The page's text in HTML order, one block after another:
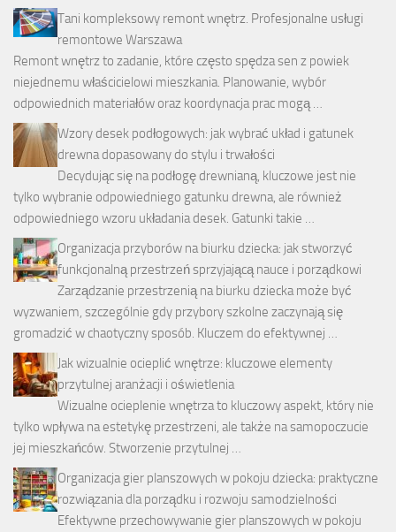
Tani kompleksowy remont wnętrz. Profesjonalne usługi
remontowe Warszawa
Remont wnętrz to zadanie, które często spędza sen z powiek
niejednemu właścicielowi mieszkania. Planowanie, wybór
odpowiednich materiałów oraz koordynacja prac mogą …
Wzory desek podłogowych: jak wybrać układ i gatunek
drewna dopasowany do stylu i trwałości
Decydując się na podłogę drewnianą, kluczowe jest nie
tylko wybranie odpowiedniego gatunku drewna, ale również
odpowiedniego wzoru układania desek. Gatunki takie …
Organizacja przyborów na biurku dziecka: jak stworzyć
funkcjonalną przestrzeń sprzyjającą nauce i porządkowi
Zarządzanie przestrzenią na biurku dziecka może być
wyzwaniem, szczególnie gdy przybory szkolne zaczynają się
gromadzić w chaotyczny sposób. Kluczem do efektywnej …
Jak wizualnie ocieplić wnętrze: kluczowe elementy
przytulnej aranżacji i oświetlenia
Wizualne ocieplenie wnętrza to kluczowy aspekt, który nie
tylko wpływa na estetykę przestrzeni, ale także na samopoczucie
jej mieszkańców. Stworzenie przytulnej …
Organizacja gier planszowych w pokoju dziecka: praktyczne
rozwiązania dla porządku i rozwoju samodzielności
Efektywne przechowywanie gier planszowych w pokoju